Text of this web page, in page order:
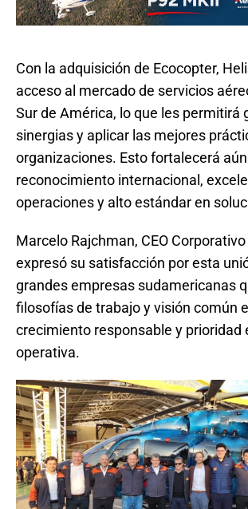
Con la adquisición de Ecocopter,
acceso al mercado de servicios
Sur de América, lo que les permitirá
sinergias y aplicar las mejores
organizaciones. Esto fortalecerá
reconocimiento internacional,
operaciones y alto estándar en
Marcelo Rajchman, CEO
expresó su satisfacción por esta
grandes empresas sudamericanas
filosofías de trabajo y visión común
crecimiento responsable y prioridad
operativa.